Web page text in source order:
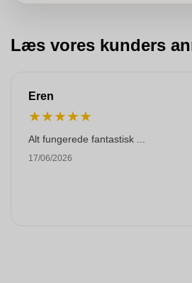
Læs vores kunders
Eren
★★★★★
Alt fungerede fantastisk ...
17/06/2026